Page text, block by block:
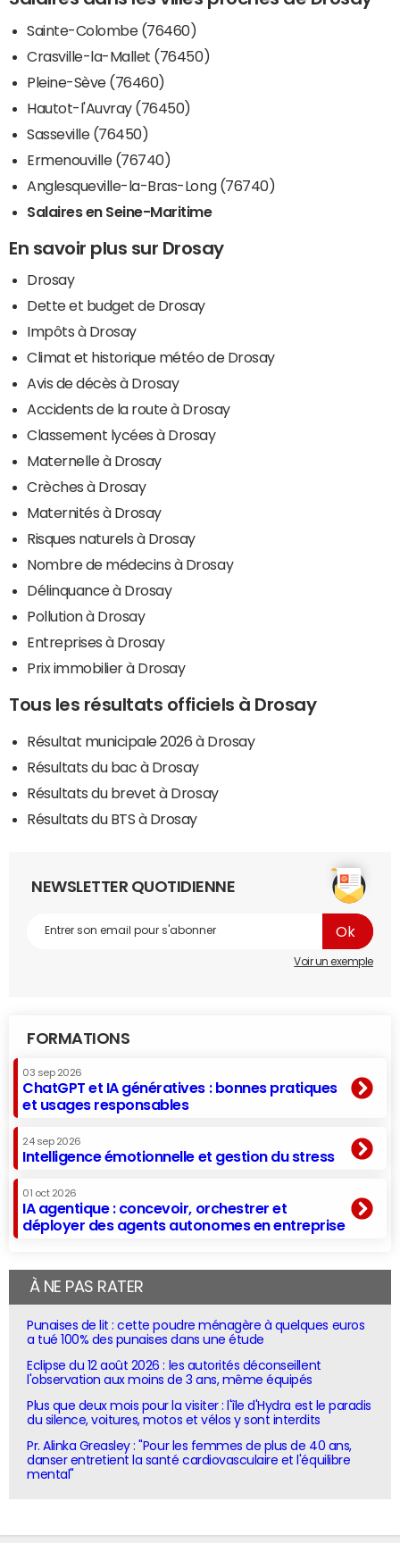
Sainte-Colombe (76460)
Crasville-la-Mallet (76450)
Pleine-Sève (76460)
Hautot-l'Auvray (76450)
Sasseville (76450)
Ermenouville (76740)
Anglesqueville-la-Bras-Long (76740)
Salaires en Seine-Maritime
En savoir plus sur Drosay
Drosay
Dette et budget de Drosay
Impôts à Drosay
Climat et historique météo de Drosay
Avis de décès à Drosay
Accidents de la route à Drosay
Classement lycées à Drosay
Maternelle à Drosay
Crèches à Drosay
Maternités à Drosay
Risques naturels à Drosay
Nombre de médecins à Drosay
Délinquance à Drosay
Pollution à Drosay
Entreprises à Drosay
Prix immobilier à Drosay
Tous les résultats officiels à Drosay
Résultat municipale 2026 à Drosay
Résultats du bac à Drosay
Résultats du brevet à Drosay
Résultats du BTS à Drosay
NEWSLETTER QUOTIDIENNE
Voir un exemple
FORMATIONS
03 sep 2026
ChatGPT et IA génératives : bonnes pratiques
et usages responsables
24 sep 2026
Intelligence émotionnelle et gestion du stress
01 oct 2026
IA agentique : concevoir, orchestrer et
déployer des agents autonomes en entreprise
À NE PAS RATER
Punaises de lit : cette poudre ménagère à quelques euros
a tué 100% des punaises dans une étude
Eclipse du 12 août 2026 : les autorités déconseillent
l'observation aux moins de 3 ans, même équipés
Plus que deux mois pour la visiter : l'île d'Hydra est le paradis
du silence, voitures, motos et vélos y sont interdits
Pr. Alinka Greasley : "Pour les femmes de plus de 40 ans,
danser entretient la santé cardiovasculaire et l'équilibre
mental"